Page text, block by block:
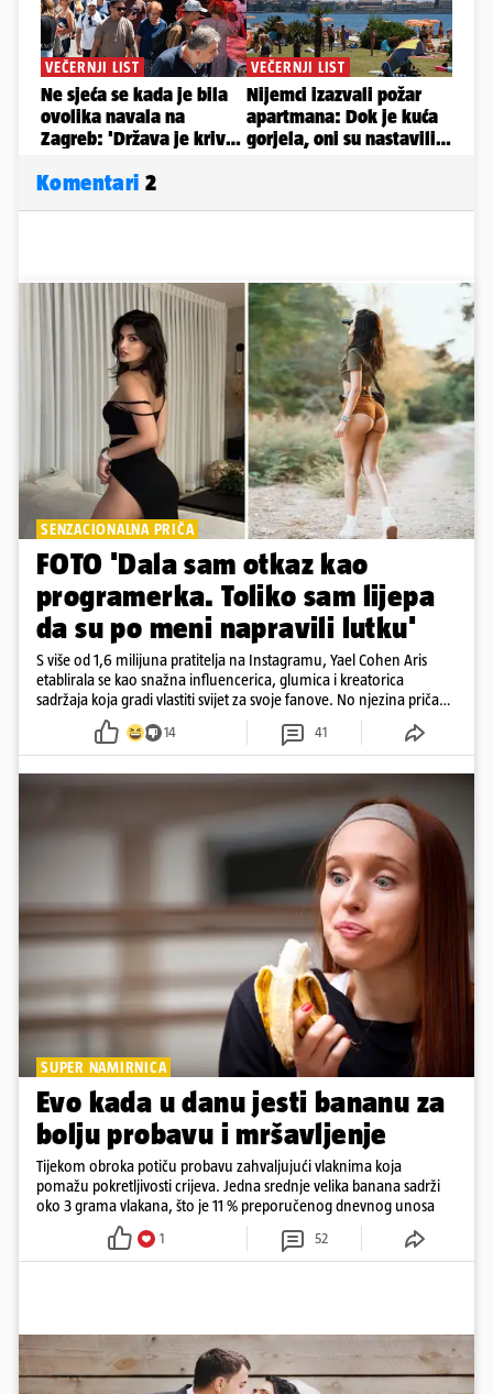
Komentari 2
SENZACIONALNA PRIČA
FOTO 'Dala sam otkaz kao
programerka. Toliko sam lijepa
da su po meni napravili lutku'
S više od 1,6 milijuna pratitelja na Instagramu, Yael Cohen Aris
etablirala se kao snažna influencerica, glumica i kreatorica
sadržaja koja gradi vlastiti svijet za svoje fanove. No njezina priča
pokazuje da online slava dolazi i s neočekivanim izazovima
14 41
SUPER NAMIRNICA
Evo kada u danu jesti bananu za
bolju probavu i mršavljenje
Tijekom obroka potiču probavu zahvaljujući vlaknima koja
pomažu pokretljivosti crijeva. Jedna srednje velika banana sadrži
oko 3 grama vlakana, što je 11 % preporučenog dnevnog unosa
1 52